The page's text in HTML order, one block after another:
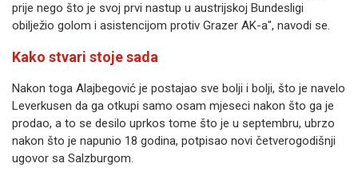
prije nego što je svoj prvi nastup u austrijskoj Bundesligi
obilježio golom i asistencijom protiv Grazer AK-a", navodi se.
Kako stvari stoje sada
Nakon toga Alajbegović je postajao sve bolji i bolji, što je navelo
Leverkusen da ga otkupi samo osam mjeseci nakon što ga je
prodao, a to se desilo uprkos tome što je u septembru, ubrzo
nakon što je napunio 18 godina, potpisao novi četverogodišnji
ugovor sa Salzburgom.